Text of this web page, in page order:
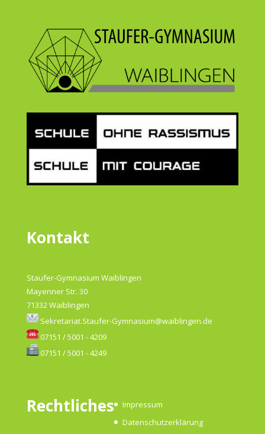
Kontakt
Staufer-Gymnasium Waiblingen
Mayenner Str. 30
71332 Waiblingen
Sekretariat.Staufer-Gymnasium@waiblingen.de
07151 / 5001 - 4209
07151 / 5001 - 4249
Rechtliches
Impressum
Datenschutzerklärung